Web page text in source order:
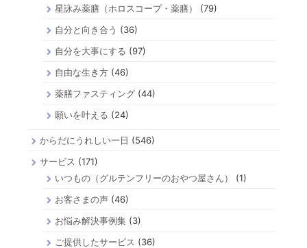
星詠み薬膳（ホロスコープ・薬膳）
(79)
自分と向き合う (36)
自分を大事にする (97)
自由な生き方 (46)
薬膳ファスティング (44)
願いを叶える (24)
からだにうれしい一日 (546)
サービス (171)
いつもの（グルテンフリーのおやつ屋さん）
(1)
お客さまの声 (46)
お悩み解決事例集 (3)
ご提供したサービス (36)